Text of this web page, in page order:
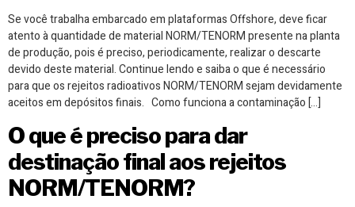
Se você trabalha embarcado em plataformas Offshore, deve ficar
atento à quantidade de material NORM/TENORM presente na planta
de produção, pois é preciso, periodicamente, realizar o descarte
devido deste material. Continue lendo e saiba o que é necessário
para que os rejeitos radioativos NORM/TENORM sejam devidamente
aceitos em depósitos finais. Como funciona a contaminação […]
O que é preciso para dar
destinação final aos rejeitos
NORM/TENORM?